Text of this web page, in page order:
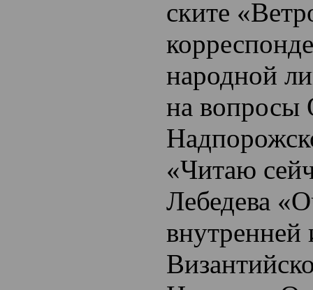
ските
народной
на вопросы
«Читаю
Лебедева
внутренней